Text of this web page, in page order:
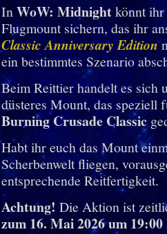
InWoW: Midnightkönnt ihr
Flugmount sichern, das ihr
Classic Anniversary Edition
ein bestimmtes Szenario
Beim Reittier handelt es sich
düsteres Mount, das
Burning Crusade Classic
Habt ihr euch das Mount
Scherbenwelt fliegen,
entsprechende Reitfertigkeit.
Achtung! Die Aktion ist
zum 16. Mai 2026 um